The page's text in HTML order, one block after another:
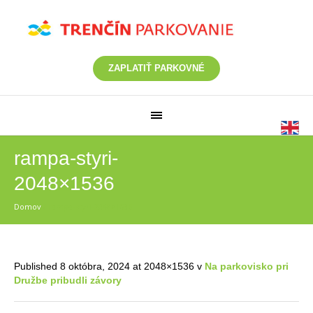
ZAPLATIŤ PARKOVNÉ
rampa-styri-
2048×1536
Domov
Published 8 októbra, 2024 at 2048×1536 v Na parkovisko pri
Družbe pribudli závory